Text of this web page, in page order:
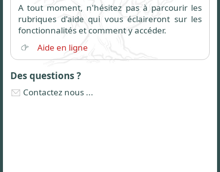
A tout moment, n'hésitez pas à parcourir les
rubriques d'aide qui vous éclaireront sur les
fonctionnalités et comment y accéder.
Aide en ligne
Des questions ?
Contactez nous ...